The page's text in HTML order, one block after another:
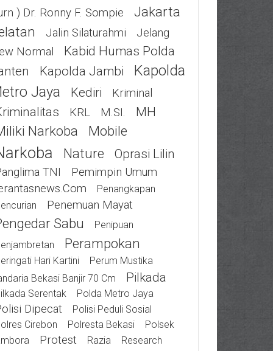
) Dr. Ronny F. Sompie
Jakarta
Jalin Silaturahmi
Jelang
Normal
Kabid Humas Polda
Kapolda Jambi
Kapolda
Jaya
Kediri Kriminal
KRL M.SI. MH
Narkoba Mobile
Nature Oprasi Lilin
TNI
Pemimpin Umum
Penangkapan
Penemuan Mayat
Sabu
Penipuan
Perampokan
Hari Kartini
Perum Mustika
Bekasi Banjir 70 Cm
Pilkada
Serentak Polda Metro Jaya
Dipecat
Polisi Peduli Sosial
Cirebon
Polresta Bekasi
Polsek
Protest Razia Research